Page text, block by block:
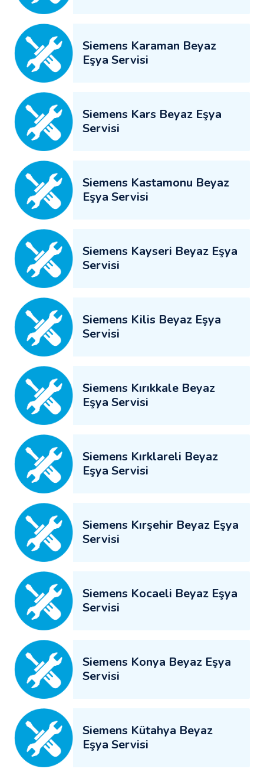
Siemens Karaman Beyaz
Eşya Servisi
Siemens Kars Beyaz Eşya
Servisi
Siemens Kastamonu Beyaz
Eşya Servisi
Siemens Kayseri Beyaz Eşya
Servisi
Siemens Kilis Beyaz Eşya
Servisi
Siemens Kırıkkale Beyaz
Eşya Servisi
Siemens Kırklareli Beyaz
Eşya Servisi
Siemens Kırşehir Beyaz Eşya
Servisi
Siemens Kocaeli Beyaz Eşya
Servisi
Siemens Konya Beyaz Eşya
Servisi
Siemens Kütahya Beyaz
Eşya Servisi